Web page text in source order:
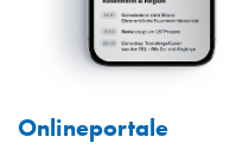
Onlineportale